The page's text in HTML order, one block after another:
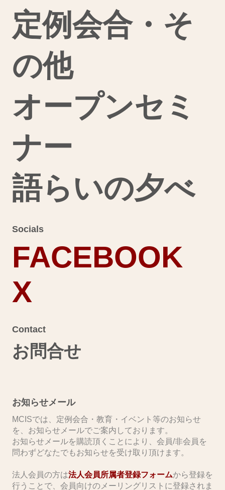
定例会合・そ
の他
オープンセミ
ナー
語らいの夕べ
Socials
FACEBOOK
X
Contact
お問合せ
お知らせメール
MCISでは、定例会合・教育・イベント等のお知らせ
を、お知らせメールでご案内しております。
お知らせメールを購読頂くことにより、会員/非会員を
問わずどなたでもお知らせを受け取り頂けます。
​法人会員の方は法人会員所属者登録フォームから登録を
行うことで、会員向けのメーリングリストに登録されま